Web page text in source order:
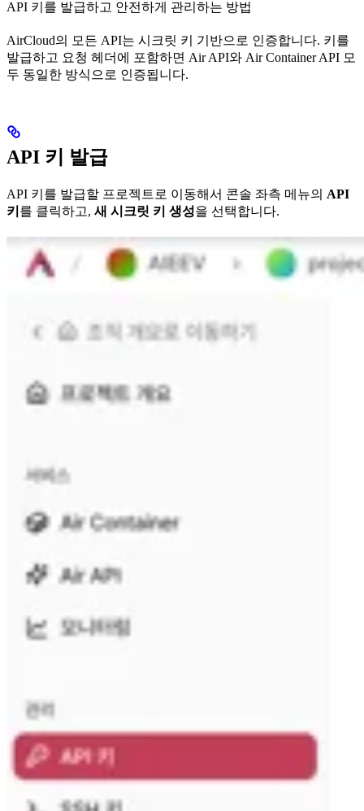
API 키를 발급하고 안전하게 관리하는 방법
AirCloud의 모든 API는 시크릿 키 기반으로 인증합니다. 키를
발급하고 요청 헤더에 포함하면 Air API와 Air Container API 모
두 동일한 방식으로 인증됩니다.
API 키 발급
API 키를 발급할 프로젝트로 이동해서 콘솔 좌측 메뉴의 API
키 를 클릭하고, 새 시크릿 키 생성을 선택합니다.